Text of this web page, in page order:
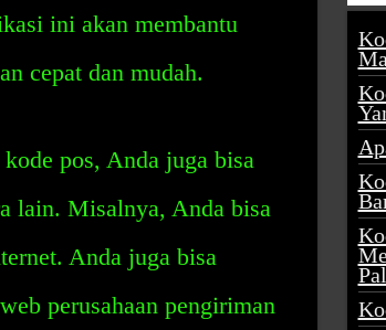
ini akan membantu
cepat dan mudah.
pos, Anda juga bisa
lain. Misalnya, Anda bisa
Anda juga bisa
perusahaan pengiriman